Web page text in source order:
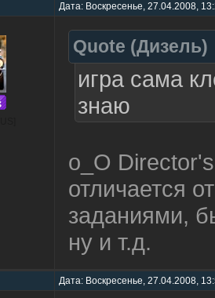
Дата: Воскресенье, 27.04.2008,
Quote (Дизель)
игра сама
знаю
о_О
отличается
заданиями,
ну и т.д.
Дата: Воскресенье, 27.04.2008,